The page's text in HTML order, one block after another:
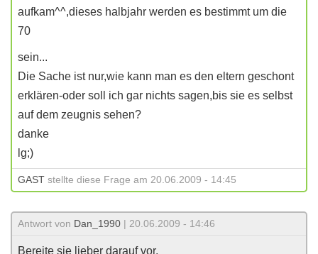
aufkam^^,dieses halbjahr werden es bestimmt um die
70
sein...
Die Sache ist nur,wie kann man es den eltern geschont
erklären-oder soll ich gar nichts sagen,bis sie es selbst
auf dem zeugnis sehen?
danke
lg;)
GAST stellte diese Frage am 20.06.2009 - 14:45
Antwort von Dan_1990 | 20.06.2009 - 14:46
Bereite sie lieber darauf vor,